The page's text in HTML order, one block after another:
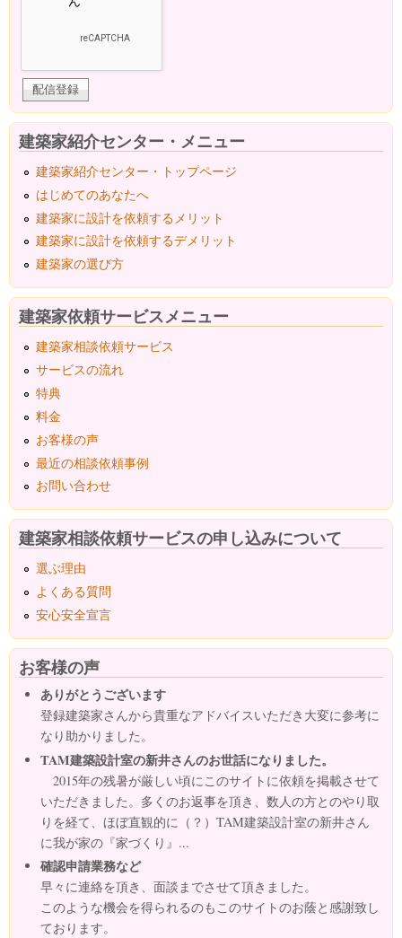
建築家紹介センター・メニュー
建築家紹介センター・トップページ
はじめてのあなたへ
建築家に設計を依頼するメリット
建築家に設計を依頼するデメリット
建築家の選び方
建築家依頼サービスメニュー
建築家相談依頼サービス
サービスの流れ
特典
料金
お客様の声
最近の相談依頼事例
お問い合わせ
建築家相談依頼サービスの申し込みについて
選ぶ理由
よくある質問
安心安全宣言
お客様の声
ありがとうございます
登録建築家さんから貴重なアドバイスいただき大変に参考に
なり助かりました。
TAM建築設計室の新井さんのお世話になりました。
2015年の残暑が厳しい頃にこのサイトに依頼を掲載させて
いただきました。多くのお返事を頂き、数人の方とのやり取
りを経て、ほぼ直観的に（？）TAM建築設計室の新井さん
に我が家の『家づくり』...
確認申請業務など
早々に連絡を頂き、面談までさせて頂きました。
このような機会を得られるのもこのサイトのお蔭と感謝致し
ております。